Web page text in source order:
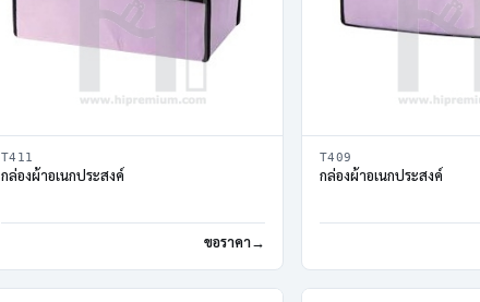
T411
กล่องผ้าอเนกประสงค์
ขอราคา
T409
กล่องผ้าอเนกประสงค์